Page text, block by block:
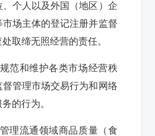
个人以及外国（地区）企
场主体的登记注册并监督
取缔无照经营的责任。
规范和维护各类市场经营秩
督管理市场交易行为和网络
的行为。
管理流通领域商品质量（食